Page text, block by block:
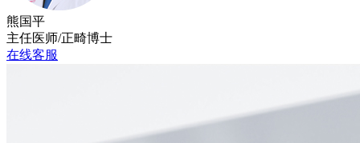
熊国平
主任医师/正畸博士
在线客服